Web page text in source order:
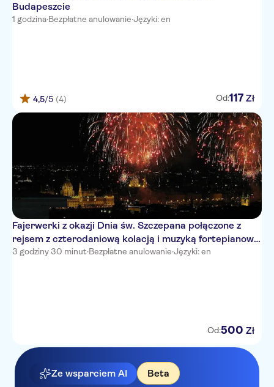
Budapeszcie
1 godzina·Bezpłatne anulowanie·Języki: en
4,5/5 (4) Od:117 Zł
Fajerwerki z okazji Dnia św. Szczepana połączone z
rejsem z czterodaniową kolacją i muzyką fortepianową
w barze
3 godziny 30 minut·Bezpłatne anulowanie·Języki: en
Od:500 Zł
Ze wsparciem AI Beta